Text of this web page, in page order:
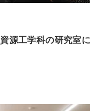
源工学科の研究室